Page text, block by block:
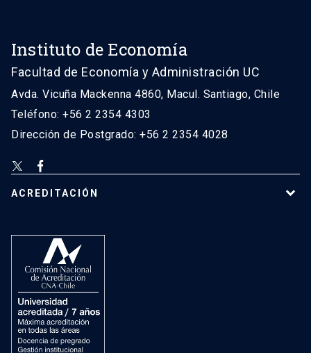
Instituto de Economía
Facultad de Economía y Administración UC
Avda. Vicuña Mackenna 4860, Macul. Santiago, Chile
Teléfono: +56 2 2354 4303
Dirección de Postgrado: +56 2 2354 4028
ACREDITACIÓN